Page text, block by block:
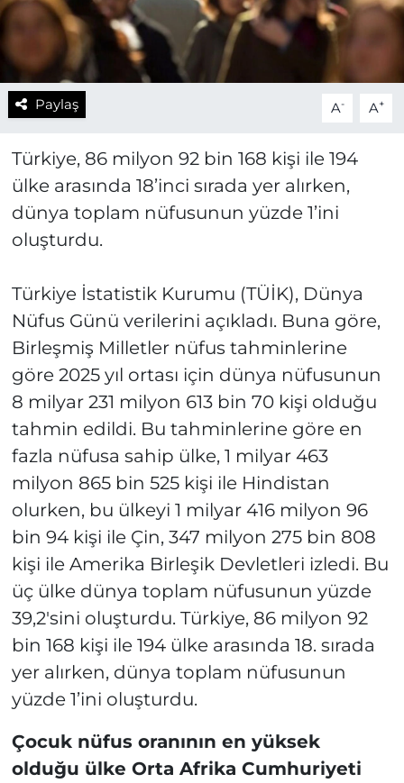
Paylaş A- A+
Türkiye, 86 milyon 92 bin 168 kişi ile 194
ülke arasında 18’inci sırada yer alırken,
dünya toplam nüfusunun yüzde 1’ini
oluşturdu.
Türkiye İstatistik Kurumu (TÜİK), Dünya
Nüfus Günü verilerini açıkladı. Buna göre,
Birleşmiş Milletler nüfus tahminlerine
göre 2025 yıl ortası için dünya nüfusunun
8 milyar 231 milyon 613 bin 70 kişi olduğu
tahmin edildi. Bu tahminlerine göre en
fazla nüfusa sahip ülke, 1 milyar 463
milyon 865 bin 525 kişi ile Hindistan
olurken, bu ülkeyi 1 milyar 416 milyon 96
bin 94 kişi ile Çin, 347 milyon 275 bin 808
kişi ile Amerika Birleşik Devletleri izledi. Bu
üç ülke dünya toplam nüfusunun yüzde
39,2'sini oluşturdu. Türkiye, 86 milyon 92
bin 168 kişi ile 194 ülke arasında 18. sırada
yer alırken, dünya toplam nüfusunun
yüzde 1’ini oluşturdu.
Çocuk nüfus oranının en yüksek
olduğu ülke Orta Afrika Cumhuriyeti